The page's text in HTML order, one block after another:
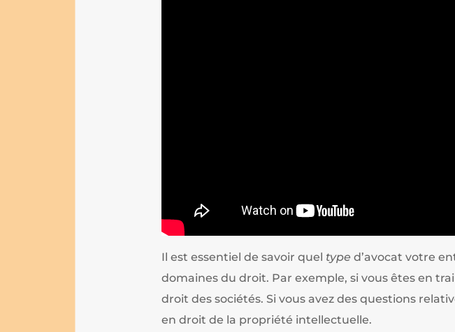
Il est essentiel de savoir quel type d’avocat votre
domaines du droit. Par exemple, si vous êtes en
droit des sociétés. Si vous avez des questions
en droit de la propriété intellectuelle.